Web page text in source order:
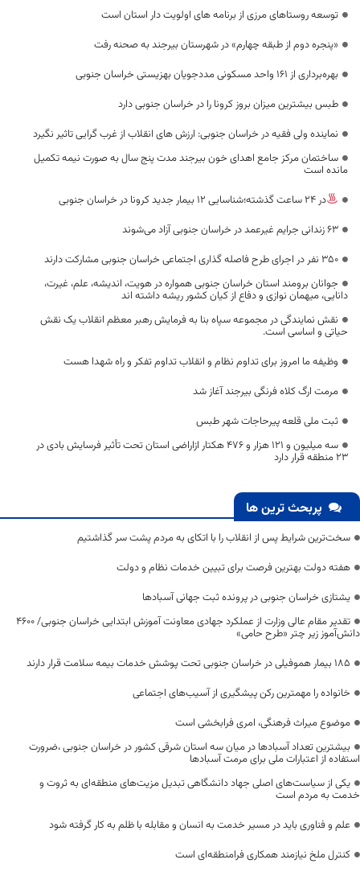
توسعه روستاهای مرزی از برنامه های اولویت دار استان است
«پنجره دوم از طبقه چهارم» در شهرستان بیرجند به صحنه رفت
بهره‌برداری از 161 واحد مسکونی مددجویان بهزیستی خراسان جنوبی
طبس بیشترین میزان بروز کرونا را در خراسان جنوبی دارد
نماینده ولی فقیه در خراسان جنوبی: ارزش های انقلاب از غرب گرایی تاثیر نگیرد
ساختمان مرکز جامع اهدای خون بیرجند مدت پنج سال به صورت نیمه تکمیل
مانده است
در 24 ساعت گذشته؛شناسایی 12 بیمار جدید کرونا در خراسان جنوبی
۶۳ زندانی جرایم غیرعمد در خراسان جنوبی آزاد می‌شوند
۳۵۰ نفر در اجرای طرح فاصله گذاری اجتماعی خراسان جنوبی مشارکت دارند
جوانان برومند استان خراسان جنوبی همواره در هویت، اندیشه، علم، غیرت،
دانایی، میهمان نوازی و دفاع از کیان کشور ریشه داشته اند
نقش نمایندگی در مجموعه سپاه بنا به فرمایش رهبر معظم انقلاب یک نقش
حیاتی و اساسی است.
وظیفه ما امروز برای تداوم نظام و انقلاب تداوم تفکر و راه شهدا هست
مرمت ارگ کلاه‌ فرنگی بیرجند آغاز شد
ثبت ملی قلعه پیرحاجات شهر طبس
سه میلیون و 121 هزار و 476 هکتار ازاراضی استان تحت تأثیر فرسایش بادی در
23 منطقه قرار دارد
پربحث ترین ها
سخت‌ترین شرایط پس از انقلاب را با اتکای به مردم پشت سر گذاشتیم
هفته دولت بهترین فرصت برای تبیین خدمات نظام و دولت
یشتازی خراسان جنوبی در پرونده ثبت جهانی آسبادها
تقدیر مقام عالی وزارت از عملکرد جهادی معاونت آموزش ابتدایی خراسان جنوبی/ ۴۶۰۰
دانش‌آموز زیر چتر «طرح حامی»
۱۸۵ بیمار هموفیلی در خراسان جنوبی تحت پوشش خدمات بیمه سلامت قرار دارند
خانواده را مهمترین رکن پیشگیری از آسیب‌های اجتماعی
موضوع میراث فرهنگی، امری فرابخشی است
بیشترین تعداد آسبادها در میان سه استان شرقی کشور در خراسان جنوبی ،ضرورت
استفاده از اعتبارات ملی برای مرمت آسبادها
یکی از سیاست‌های اصلی جهاد دانشگاهی تبدیل مزیت‌های منطقه‌ای به ثروت و
خدمت به مردم است
علم و فناوری باید در مسیر خدمت به انسان و مقابله با ظلم به کار گرفته شود
کنترل ملخ نیازمند همکاری فرامنطقه‌ای است